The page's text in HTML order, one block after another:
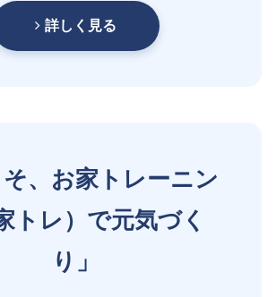
詳しく見る
そ、お家トレーニン
トレ）で元気づく
り」